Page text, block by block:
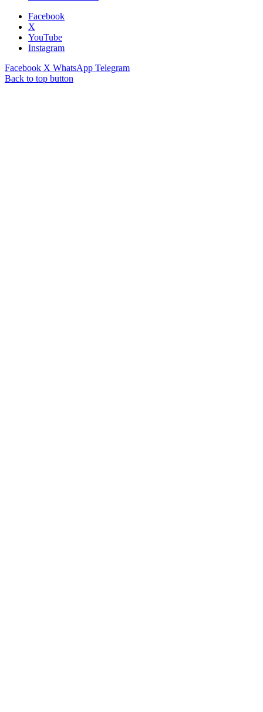
Facebook
X
YouTube
Instagram
Facebook X WhatsApp Telegram
Back to top button